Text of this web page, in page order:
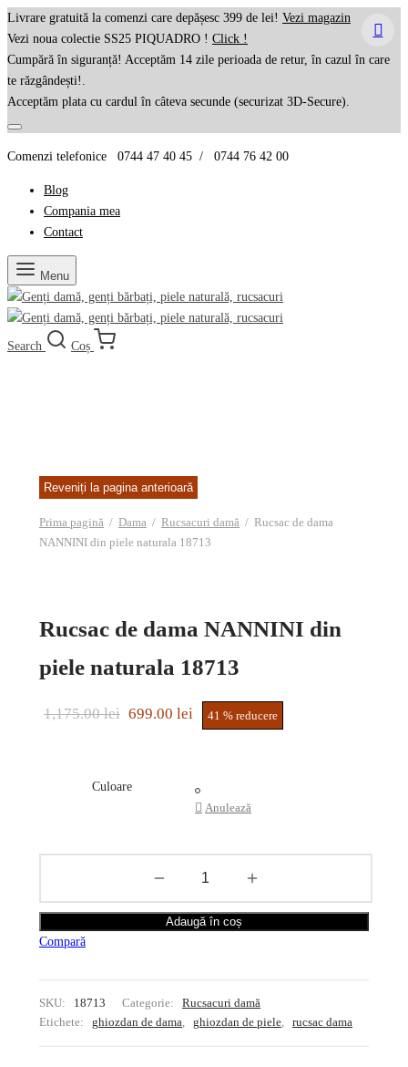
Livrare gratuită la comenzi care depășesc 399 de lei! Vezi magazin
Vezi noua colectie SS25 PIQUADRO ! Click !
Cumpără în siguranță! Acceptăm 14 zile perioada de retur, în cazul în care
te răzgândești!.
Acceptăm plata cu cardul în câteva secunde (securizat 3D-Secure).
Comenzi telefonice 0744 47 40 45 / 0744 76 42 00
Blog
Compania mea
Contact
Menu
Search Coș
Prima pagină / Dama / Rucsacuri damă / Rucsac de dama
NANNINI din piele naturala 18713
Rucsac de dama NANNINI din
piele naturala 18713
41 % reducere
1,175.00lei Prețul inițial
699.00 lei Prețul
699.00 lei.
Culoare
Anulează
Adaugă în coș
Compară
SKU: 18713 Categorie:
Rucsacuri damă
Etichete:
ghiozdan de dama ghiozdan de piele rucsac dama